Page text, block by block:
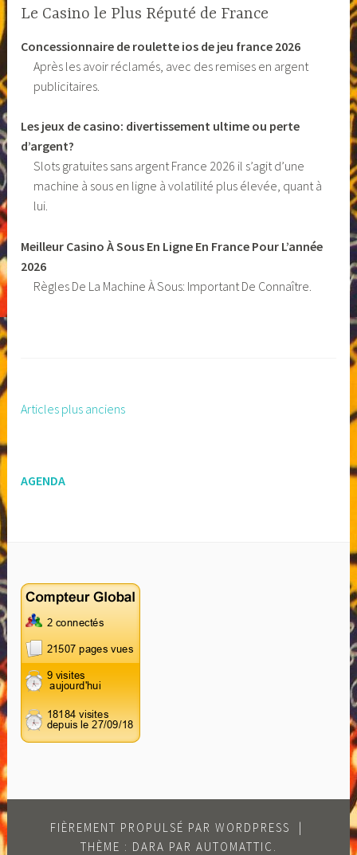
Le Casino le Plus Réputé de France
Concessionnaire de roulette ios de jeu france 2026
Après les avoir réclamés, avec des remises en argent
publicitaires.
Les jeux de casino: divertissement ultime ou perte
d’argent?
Slots gratuites sans argent France 2026 il s’agit d’une
machine à sous en ligne à volatilité plus élevée, quant à
lui.
Meilleur Casino À Sous En Ligne En France Pour L’année
2026
Règles De La Machine À Sous: Important De Connaître.
Navigation
Articles plus anciens
AGENDA
FIÈREMENT PROPULSÉ PAR WORDPRESS
|
THÈME : DARA PAR AUTOMATTIC .